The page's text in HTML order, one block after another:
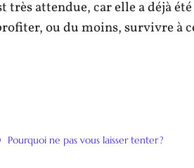
attendue, car elle a déjà été
ou du moins, survivre à
Pourquoi ne pas vous laisser tenter ?